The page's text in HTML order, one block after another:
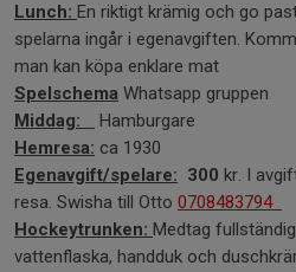
Lunch: En riktigt krämig och go
spelarna ingår i egenavgiften.
man kan köpa enklare mat
Spelschema Whatsapp gruppen
Middag:
Hamburgare
Hemresa: ca 1930
Egenavgift/spelare: 300 kr. I
resa. Swisha till Otto 0708483794
Hockeytrunken: Medtag
vattenflaska, handduk och